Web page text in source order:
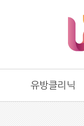
유방클리닉